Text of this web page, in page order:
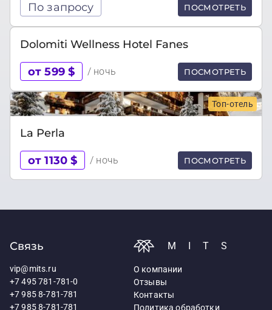
По запросу ПОСМОТРЕТЬ
Dolomiti Wellness Hotel Fanes
от 599 $ / ночь ПОСМОТРЕТЬ
Топ-отель
La Perla
от 1130 $ / ночь ПОСМОТРЕТЬ
Связь
vip@mits.ru
+7 495 781-781-0
+7 985 8-781-781
+7 985 8-781-781
MITS
О компании
Отзывы
Контакты
Политика обработки